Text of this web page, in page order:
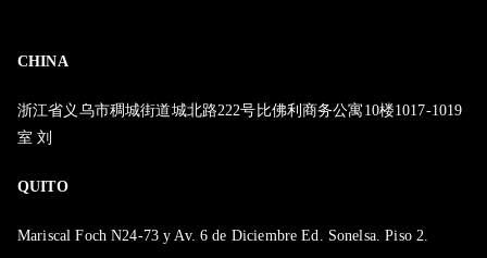
CHINA
浙江省义乌市稠城街道城北路222号比佛利商务公寓10楼1017-1019
室 刘
QUITO
Mariscal Foch N24-73 y Av. 6 de Diciembre Ed. Sonelsa. Piso 2.